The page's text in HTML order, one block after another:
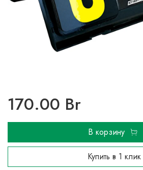
170.00 Br
В корзину
Купить в 1 клик